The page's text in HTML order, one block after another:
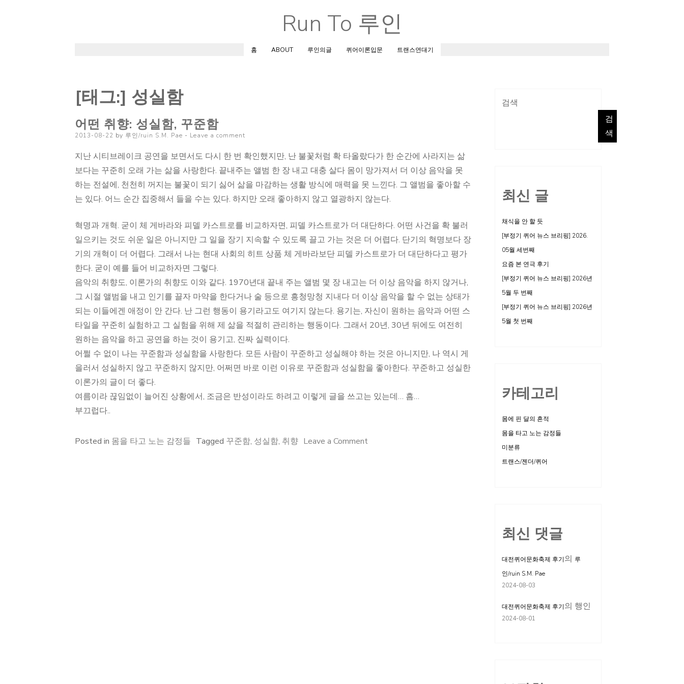
Skip
to
content
Run To 루인
홈 ABOUT 루인의글 퀴어이론입문 트랜스연대기
[태그:] 성실함
어떤 취향: 성실함, 꾸준함
Posted
2013-08-22 by 루인/ruin S.M. Pae Leave a comment
지난 시티브레이크 공연을 보면서도 다시 한 번 확인했지만, 난 불꽃처럼 확 타올랐다가 한 순간에 사라지는 삶
보다는 꾸준히 오래 가는 삶을 사랑한다. 끝내주는 앨범 한 장 내고 대충 살다 몸이 망가져서 더 이상 음악을 못
하는 전설에, 천천히 꺼지는 불꽃이 되기 싫어 삶을 마감하는 생활 방식에 매력을 못 느낀다. 그 앨범을 좋아할 수
는 있다. 어느 순간 집중해서 들을 수는 있다. 하지만 오래 좋아하지 않고 열광하지 않는다.
혁명과 개혁. 굳이 체 게바라와 피델 카스트로를 비교하자면, 피델 카스트로가 더 대단하다. 어떤 사건을 확 불러
일으키는 것도 쉬운 일은 아니지만 그 일을 장기 지속할 수 있도록 끌고 가는 것은 더 어렵다. 단기의 혁명보다 장
기의 개혁이 더 어렵다. 그래서 나는 현대 사회의 히트 상품 체 게바라보단 피델 카스트로가 더 대단하다고 평가
한다. 굳이 예를 들어 비교하자면 그렇다.
음악의 취향도, 이론가의 취향도 이와 같다. 1970년대 끝내 주는 앨범 몇 장 내고는 더 이상 음악을 하지 않거나,
그 시절 앨범을 내고 인기를 끌자 마약을 한다거나 술 등으로 흥청망청 지내다 더 이상 음악을 할 수 없는 상태가
되는 이들에겐 애정이 안 간다. 난 그런 행동이 용기라고도 여기지 않는다. 용기는, 자신이 원하는 음악과 어떤 스
타일을 꾸준히 실험하고 그 실험을 위해 제 삶을 적절히 관리하는 행동이다. 그래서 20년, 30년 뒤에도 여전히
원하는 음악을 하고 공연을 하는 것이 용기고, 진짜 실력이다.
어쩔 수 없이 나는 꾸준함과 성실함을 사랑한다. 모든 사람이 꾸준하고 성실해야 하는 것은 아니지만, 나 역시 게
을러서 성실하지 않고 꾸준하지 않지만, 어쩌면 바로 이런 이유로 꾸준함과 성실함을 좋아한다. 꾸준하고 성실한
이론가의 글이 더 좋다.
여름이라 끊임없이 늘어진 상황에서, 조금은 반성이라도 하려고 이렇게 글을 쓰고는 있는데… 흠…
부끄럽다..
Posted in 몸을 타고 노는 감정들 Tagged 꾸준함, 성실함, 취향 Leave a Commenton
검색
검
색
최신 글
채식을 안 할 듯
[부정기 퀴어 뉴스 브리핑] 2026.
05월 세번째
요즘 본 연극 후기
[부정기 퀴어 뉴스 브리핑] 2026년
5월 두 번째
[부정기 퀴어 뉴스 브리핑] 2026년
5월 첫 번째
카테고리
몸에 핀 달의 흔적
몸을 타고 노는 감정들
미분류
트랜스/젠더/퀴어
최신 댓글
대전퀴어문화축제 후기의 루
인/ruin S.M. Pae
2024-08-03
대전퀴어문화축제 후기의 행인
2024-08-01